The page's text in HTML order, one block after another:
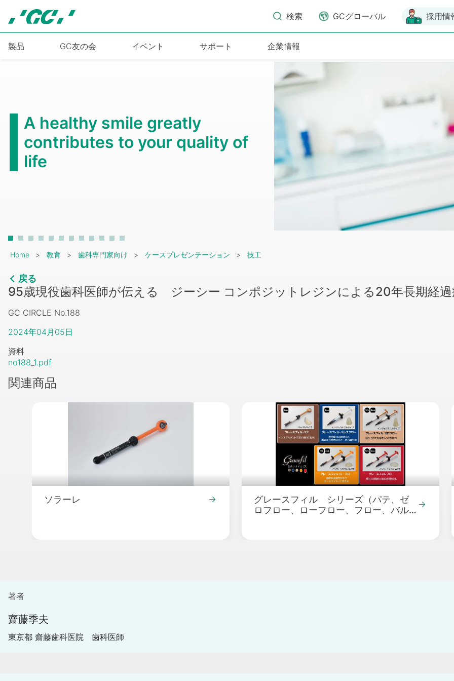
検索 GCグローバル 採用情
製品 GC友の会 イベント サポート 企業情報
第6回国際歯科シンポジウム
2026年10月3日(土)～4日(日)
もっと見る
Breadcrumb
Home 教育 歯科専門家向け ケースプレゼンテーション 技工
戻る
95歳現役歯科医師が伝える ジーシー コンポジットレジンによる20年長期経過
GC CIRCLE No.188
2024年04月05日
資料
no188_1.pdf
関連商品
ソラーレ
グレースフィル シリーズ（パテ、ゼ
ロフロー、ローフロー、フロー、バル
著者
齋藤季夫
東京都 齋藤歯科医院 歯科医師